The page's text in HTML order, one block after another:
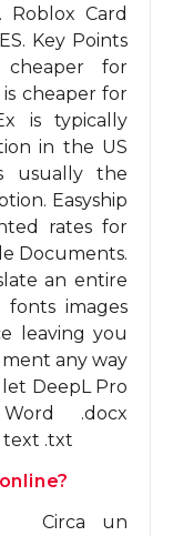
Roblox Card
Key Points
cheaper for
cheaper for
is typically
in the US
usually the
Easyship
rates for
Documents.
an entire
images
leaving you
any way
DeepL Pro
.docx
text .txt
Circa un